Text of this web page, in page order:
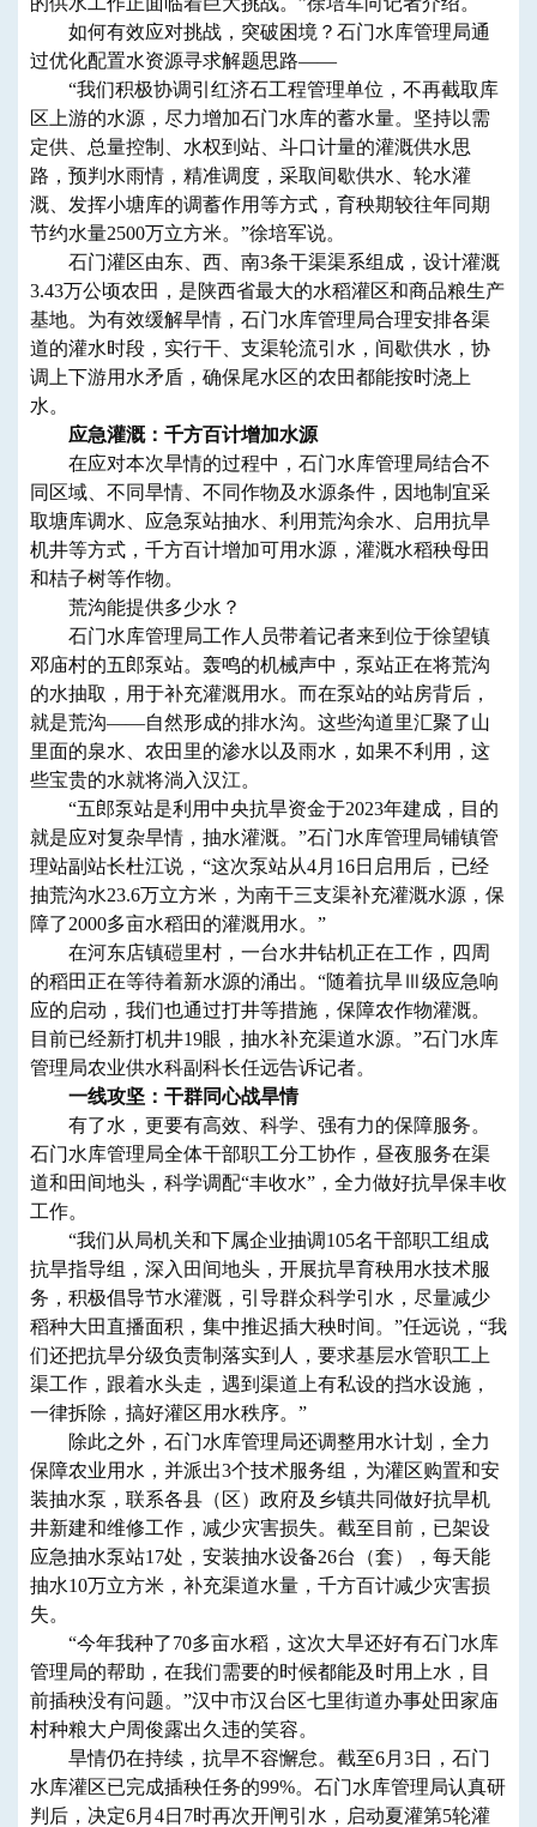
如何有效应对挑战，突破困境？石门水库管理局通
过优化配置水资源寻求解题思路——
“我们积极协调引红济石工程管理单位，不再截取库
区上游的水源，尽力增加石门水库的蓄水量。坚持以需
定供、总量控制、水权到站、斗口计量的灌溉供水思
路，预判水雨情，精准调度，采取间歇供水、轮水灌
溉、发挥小塘库的调蓄作用等方式，育秧期较往年同期
节约水量2500万立方米。”徐培军说。
石门灌区由东、西、南3条干渠渠系组成，设计灌溉
3.43万公顷农田，是陕西省最大的水稻灌区和商品粮生产
基地。为有效缓解旱情，石门水库管理局合理安排各渠
道的灌水时段，实行干、支渠轮流引水，间歇供水，协
调上下游用水矛盾，确保尾水区的农田都能按时浇上
水。
应急灌溉：千方百计增加水源
在应对本次旱情的过程中，石门水库管理局结合不
同区域、不同旱情、不同作物及水源条件，因地制宜采
取塘库调水、应急泵站抽水、利用荒沟余水、启用抗旱
机井等方式，千方百计增加可用水源，灌溉水稻秧母田
和桔子树等作物。
荒沟能提供多少水？
石门水库管理局工作人员带着记者来到位于徐望镇
邓庙村的五郎泵站。轰鸣的机械声中，泵站正在将荒沟
的水抽取，用于补充灌溉用水。而在泵站的站房背后，
就是荒沟——自然形成的排水沟。这些沟道里汇聚了山
里面的泉水、农田里的渗水以及雨水，如果不利用，这
些宝贵的水就将淌入汉江。
“五郎泵站是利用中央抗旱资金于2023年建成，目的
就是应对复杂旱情，抽水灌溉。”石门水库管理局铺镇管
理站副站长杜江说，“这次泵站从4月16日启用后，已经
抽荒沟水23.6万立方米，为南干三支渠补充灌溉水源，保
障了2000多亩水稻田的灌溉用水。”
在河东店镇磑里村，一台水井钻机正在工作，四周
的稻田正在等待着新水源的涌出。“随着抗旱Ⅲ级应急响
应的启动，我们也通过打井等措施，保障农作物灌溉。
目前已经新打机井19眼，抽水补充渠道水源。”石门水库
管理局农业供水科副科长任远告诉记者。
一线攻坚：干群同心战旱情
有了水，更要有高效、科学、强有力的保障服务。
石门水库管理局全体干部职工分工协作，昼夜服务在渠
道和田间地头，科学调配“丰收水”，全力做好抗旱保丰收
工作。
“我们从局机关和下属企业抽调105名干部职工组成
抗旱指导组，深入田间地头，开展抗旱育秧用水技术服
务，积极倡导节水灌溉，引导群众科学引水，尽量减少
稻种大田直播面积，集中推迟插大秧时间。”任远说，“我
们还把抗旱分级负责制落实到人，要求基层水管职工上
渠工作，跟着水头走，遇到渠道上有私设的挡水设施，
一律拆除，搞好灌区用水秩序。”
除此之外，石门水库管理局还调整用水计划，全力
保障农业用水，并派出3个技术服务组，为灌区购置和安
装抽水泵，联系各县（区）政府及乡镇共同做好抗旱机
井新建和维修工作，减少灾害损失。截至目前，已架设
应急抽水泵站17处，安装抽水设备26台（套），每天能
抽水10万立方米，补充渠道水量，千方百计减少灾害损
失。
“今年我种了70多亩水稻，这次大旱还好有石门水库
管理局的帮助，在我们需要的时候都能及时用上水，目
前插秧没有问题。”汉中市汉台区七里街道办事处田家庙
村种粮大户周俊露出久违的笑容。
旱情仍在持续，抗旱不容懈怠。截至6月3日，石门
水库灌区已完成插秧任务的99%。石门水库管理局认真研
判后，决定6月4日7时再次开闸引水，启动夏灌第5轮灌